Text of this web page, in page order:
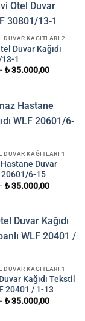
DUVAR KAĞITLARI 2
Duvar Kağıdı
1
₺35.000,00
DUVAR KAĞITLARI 1
Duvar
20601/6-15
₺35.000,00
DUVAR KAĞITLARI 1
Kağıdı Tekstil
20401 / 1-13
₺35.000,00